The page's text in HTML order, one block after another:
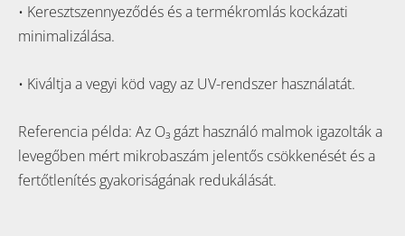
• Keresztszennyeződés és a termékromlás kockázati
minimalizálása.
• Kiváltja a vegyi köd vagy az UV-rendszer használatát.
Referencia példa: Az O₃ gázt használó malmok igazolták a
levegőben mért mikrobaszám jelentős csökkenését és a
fertőtlenítés gyakoriságának redukálását.